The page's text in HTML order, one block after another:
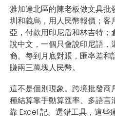
雅加達北區的陳老板做文具批
圳和義烏，用人民幣報價；客
亞，付款用印尼盾和林吉特；
說中文，一個只會說印尼語
裔。每到月底對賬，匯率差
賺兩三萬塊人民幣。
這不是個別現象。跨境批發商
種結算靠手動算匯率、多語言
靠 Excel 記。選錯工具，這些